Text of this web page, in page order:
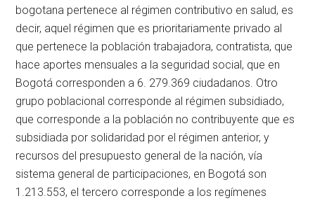
bogotana pertenece al régimen contributivo en salud, es
decir, aquel régimen que es prioritariamente privado al
que pertenece la población trabajadora, contratista, que
hace aportes mensuales a la seguridad social, que en
Bogotá corresponden a 6. 279.369 ciudadanos. Otro
grupo poblacional corresponde al régimen subsidiado,
que corresponde a la población no contribuyente que es
subsidiada por solidaridad por el régimen anterior, y
recursos del presupuesto general de la nación, vía
sistema general de participaciones, en Bogotá son
1.213.553, el tercero corresponde a los regímenes